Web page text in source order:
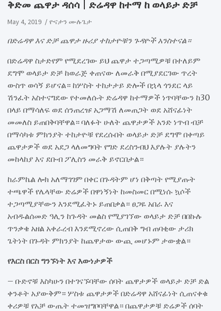
ቅድመ ጨዋታ ዳሰሳ | ድሬዳዋ ከተማ ከ ወላይታ ድቻ
May 4, 2019 ዮናታን ሙሉጌታ
በድሬዳዋ እና ድቻ ጨዋታ ዙሪያ ተከታዮቹን ጉዳዮች አንስተናል።
በድሬዳዋ ስታድየም የሚደረገው ይህ ጨዋታ ተጋጣሚዎቹ በተለይም
ደግሞ ወላይታ ድቻ ከወራጅ ቀጠናው ለመራቅ በሚያደርገው ጥረት
ውስጥ ወሳኝ ይሆናል። ከሦስት ተከታታይ ድሎች በኋላ ጎንደር ላይ
ሽንፈት አስተናግደው የተመለሱት ድሬዳዋ ከተማዎች ነጥባቸውን ከ30
በላይ በማሳለፍ ወደ ሰንጠረዡ አጋማሽ ለመጠጋት ወደ አሸናፊነት
መመለስ ይጠበቅባቸዋል። ባለፉት ሁለት ጨዋታዎች አንድ ነጥብ ብቻ
በማሳካቱ ምክንያት ተከታዮቹ የደረሱበት ወላይታ ድቻ ደግሞ በቀጣይ
ጨዋታዎች ወደ አደጋ ላለመግባት የግድ ደረስንብህ እያሉት ያሉትን
መከላከያ እና ደቡብ ፖሊስን መራቅ ይኖርበታል።
ከራምኬል ሎክ አለማገገም በቀር በጉዳትም ሆነ በቅጣት የሚያጡት
ተጫዋች የሌላቸው ድሬዎች በዋነኝነት ከመስመር በሚነሱ ኳሶች
ተጋጣሚያቸውን እንደሚፈትኑ ይጠበቃል። ፀጋዬ አበራ እና
አብዱልሰመድ ዓሊን ከጉዳት መልስ የሚያገኘው ወላይታ ድቻ በበኩሉ
ጥንቃቄ አዘል አቀራረብ እንደሚኖረው ሲጠበቅ ግብ ጠባቂው ታሪክ
ጌትነት በጉዳት ምክንያት ከጨዋታው ውጪ መሆኑም ታውቋል።
የእርስ በርስ ግንኙነት እና እውነታዎች
– ቡድኖቹ እስካሁን በተገናኙባቸው ሰባት ጨዋታዎች ወላይታ ድቻ ድል
ቀንቶት አያውቅም። ሦስቱ ጨዋታዎች በድሬዳዋ አሸናፊነት ሲጠናቀቁ
ቀሪዎቹ የአቻ ውጤት ተመዝግቦባቸዋል። በጨዋታዎቹ ድሬዎች ሰባት